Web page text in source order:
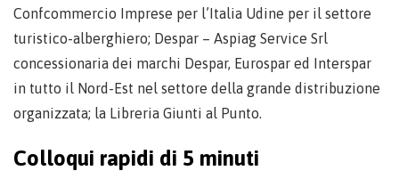
Confcommercio Imprese per l’Italia Udine per il settore
turistico-alberghiero; Despar – Aspiag Service Srl
concessionaria dei marchi Despar, Eurospar ed Interspar
in tutto il Nord-Est nel settore della grande distribuzione
organizzata; la Libreria Giunti al Punto.
Colloqui rapidi di 5 minuti